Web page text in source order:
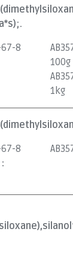
8
100g
1kg
8